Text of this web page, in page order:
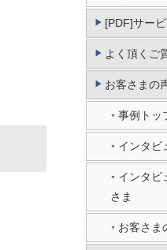
[PDF]サー
よく頂くご
お客さまの
事例トッ
インタビ
インタビ
さま
お客さま